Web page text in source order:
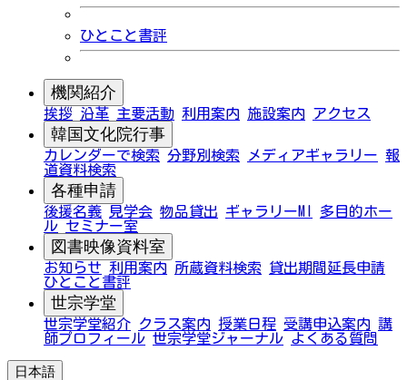
ひとこと書評
機関紹介
挨拶 沿革 主要活動 利用案内 施設案内 アクセス
韓国文化院行事
カレンダーで検索 分野別検索 メディアギャラリー 報
道資料検索
各種申請
後援名義 見学会 物品貸出 ギャラリーMI
多目的ホー
ル セミナー室
図書映像資料室
お知らせ 利用案内 所蔵資料検索
貸出期間延長申請
ひとこと書評
世宗学堂
世宗学堂紹介 クラス案内 授業日程 受講申込案内 講
師プロフィール 世宗学堂ジャーナル よくある質問
日本語